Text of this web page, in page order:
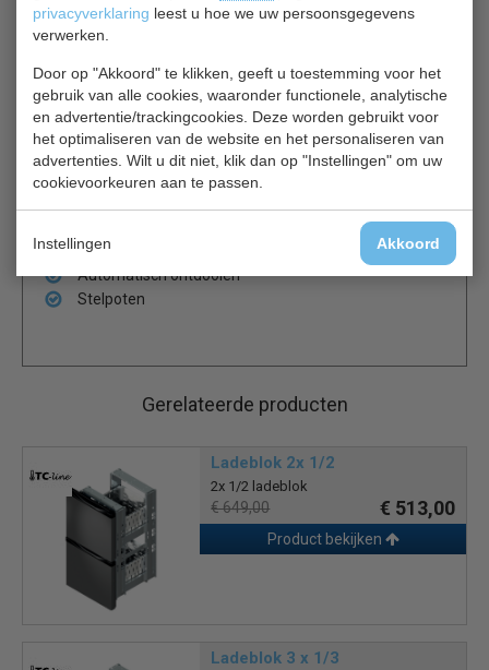
privacyverklaring leest u hoe we uw persoonsgegevens
verwerken.
Door op "Akkoord" te klikken, geeft u toestemming voor het
gebruik van alle cookies, waaronder functionele, analytische
en advertentie/trackingcookies. Deze worden gebruikt voor
het optimaliseren van de website en het personaliseren van
advertenties. Wilt u dit niet, klik dan op "Instellingen" om uw
cookievoorkeuren aan te passen.
Instellingen Akkoord
van een uitschakelbare energie efficiënte LED verlichting.
toegepast in Restaurant, Café, Bars en Clubs of Hotel.
3 niveaus opslagruimte
Instelbare roosters
Zwarte afwerking
Elektronische thermostaat
Automatisch ontdooien
Stelpoten
Gerelateerde producten
Ladeblok 2x 1/2
2x 1/2 ladeblok
€ 649,00 € 513,00
Product bekijken
Ladeblok 3 x 1/3